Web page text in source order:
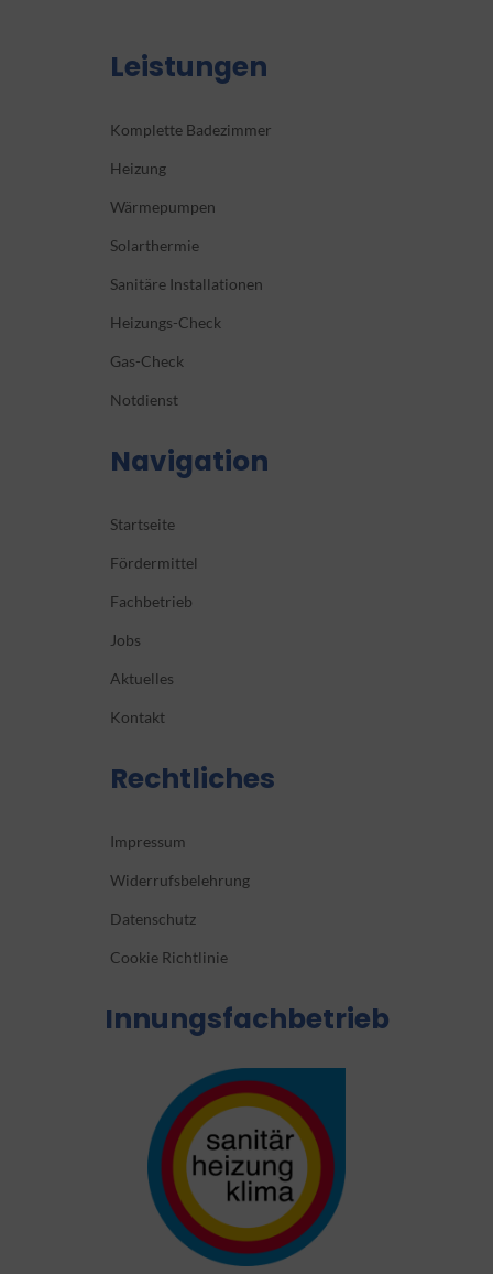
Leistungen
Komplette Badezimmer
Heizung
Wärmepumpen
Solarthermie
Sanitäre Installationen
Heizungs-Check
Gas-Check
Notdienst
Navigation
Startseite
Fördermittel
Fachbetrieb
Jobs
Aktuelles
Kontakt
Rechtliches
Impressum
Widerrufsbelehrung
Datenschutz
Cookie Richtlinie
Innungsfachbetrieb